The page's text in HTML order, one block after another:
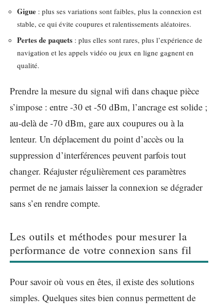
Gigue : plus ses variations sont faibles, plus la connexion est
stable, ce qui évite coupures et ralentissements aléatoires.
Pertes de paquets : plus elles sont rares, plus l’expérience de
navigation et les appels vidéo ou jeux en ligne gagnent en
qualité.
Prendre la mesure du signal wifi dans chaque pièce
s’impose : entre -30 et -50 dBm, l’ancrage est solide ;
au-delà de -70 dBm, gare aux coupures ou à la
lenteur. Un déplacement du point d’accès ou la
suppression d’interférences peuvent parfois tout
changer. Réajuster régulièrement ces paramètres
permet de ne jamais laisser la connexion se dégrader
sans s’en rendre compte.
Les outils et méthodes pour mesurer la
performance de votre connexion sans fil
Pour savoir où vous en êtes, il existe des solutions
simples. Quelques sites bien connus permettent de